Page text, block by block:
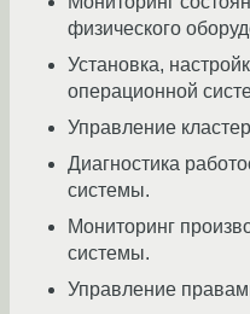
физического
Установка,
операционной
Управление
Диагностика
системы.
Мониторинг
системы.
Управление